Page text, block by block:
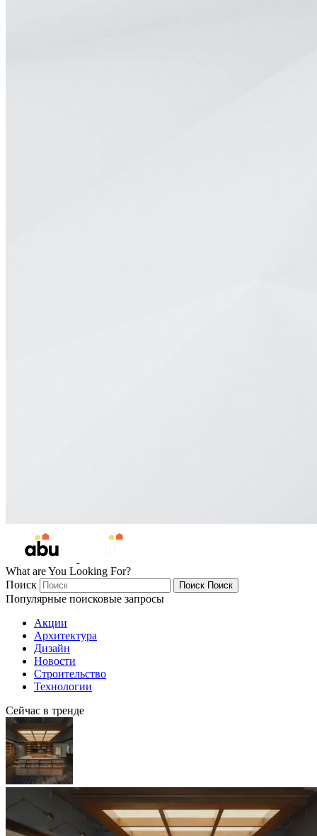
What are You Looking For?
Поиск
Поиск Поиск
Популярные поисковые запросы
Акции
Архитектура
Дизайн
Новости
Строительство
Технологии
Сейчас в тренде